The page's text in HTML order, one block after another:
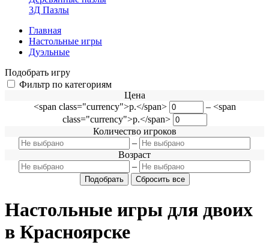
3Д Пазлы
Главная
Настольные игры
Дуэльные
Подобрать игру
Фильтр по категориям
Цена
<span class="currency">р.</span>
– <span
class="currency">р.</span>
Количество игроков
–
Возраст
–
Настольные игры для двоих
в Красноярске